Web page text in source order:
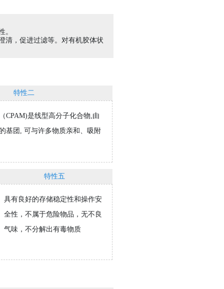
资深研发团队依据原水水质1
不断研制、测选、调试药剂
针对性的解决污水超标难题
查看详情 立即咨询
。
清，促进过滤等。对有机胶体状
特性二
CPAM)是线型高分子化合物,由
基团, 可与许多物质亲和、吸附
特性五
具有良好的存储稳定性和操作安
全性，不属于危险物品，无不良
气味，不分解出有毒物质